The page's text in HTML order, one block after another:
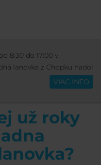
BLOG
ŽIADNA ZJAZDOVKA
už roky
8:30 do 17:00 v
lanovka z Chopku nadol
VIAC INFO